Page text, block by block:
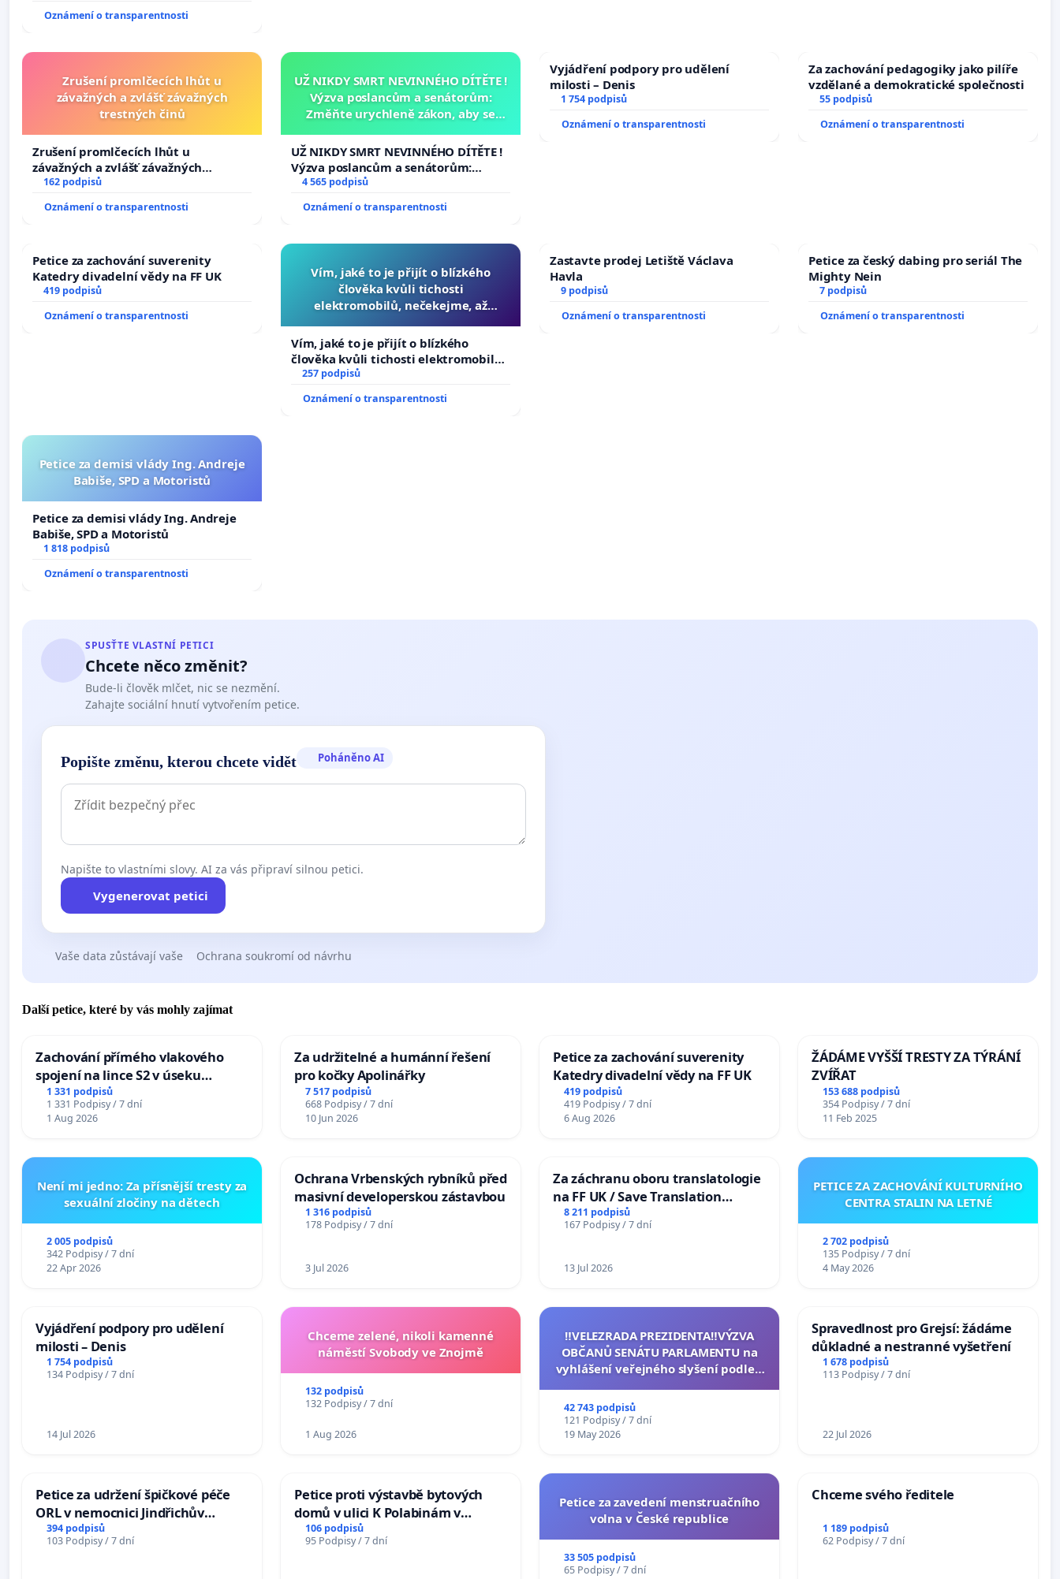
Oznámení o transparentnosti
Zrušení promlčecích lhůt u
závažných a zvlášť závažných
trestných činů
Zrušení promlčecích lhůt u
závažných a zvlášť závažných
trestných činů
162 podpisů
Oznámení o transparentnosti
UŽ NIKDY SMRT NEVINNÉHO DÍTĚTE !
Výzva poslancům a senátorům:
Změňte urychleně zákon, aby se
opakovat!
UŽ NIKDY SMRT NEVINNÉHO DÍTĚTE !
Výzva poslancům a senátorům:
Změňte urychleně zákon, aby se
tragédie malé Viktorky už nemohla
opakovat!
4 565 podpisů
Oznámení o transparentnosti
Vyjádření podpory pro udělení
milosti – Denis
1 754 podpisů
Oznámení o transparentnosti
Za zachování pedagogiky jako pilíře
vzdělané a demokratické společnosti
55 podpisů
Oznámení o transparentnosti
Petice za zachování suverenity
Katedry divadelní vědy na FF UK
419 podpisů
Oznámení o transparentnosti
Vím, jaké to je přijít o blízkého
člověka kvůli tichosti
elektromobilů, nečekejme, až
auta!
Vím, jaké to je přijít o blízkého
člověka kvůli tichosti elektromobilů,
nečekejme, až přibydou další,
zaveďme slyšitelná auta!
257 podpisů
Oznámení o transparentnosti
Zastavte prodej Letiště Václava
Havla
9 podpisů
Oznámení o transparentnosti
Petice za český dabing pro seriál The
Mighty Nein
7 podpisů
Oznámení o transparentnosti
Petice za demisi vlády Ing. Andreje
Babiše, SPD a Motoristů
Petice za demisi vlády Ing. Andreje
Babiše, SPD a Motoristů
1 818 podpisů
Oznámení o transparentnosti
SPUSŤTE VLASTNÍ PETICI
Chcete něco změnit?
Bude-li člověk mlčet, nic se nezmění.
Zahajte sociální hnutí vytvořením petice.
Popište změnu, kterou chcete vidět Poháněno AI
Napište to vlastními slovy. AI za vás připraví silnou petici.
Vygenerovat petici
Vaše data zůstávají vaše Ochrana soukromí od návrhu
Další petice, které by vás mohly zajímat
Zachování přímého vlakového
spojení na lince S2 v úseku
Ostrava – Bohumín – Karviná –
Mosty u Jablunkova
1 331 podpisů
1 331 Podpisy / 7 dní
1 Aug 2026
Za udržitelné a humánní řešení
pro kočky Apolinářky
7 517 podpisů
668 Podpisy / 7 dní
10 Jun 2026
Petice za zachování suverenity
Katedry divadelní vědy na FF UK
419 podpisů
419 Podpisy / 7 dní
6 Aug 2026
ŽÁDÁME VYŠŠÍ TRESTY ZA TÝRÁNÍ
ZVÍŘAT
153 688 podpisů
354 Podpisy / 7 dní
11 Feb 2025
Není mi jedno: Za přísnější tresty za
sexuální zločiny na dětech
2 005 podpisů
342 Podpisy / 7 dní
22 Apr 2026
Ochrana Vrbenských rybníků před
masivní developerskou zástavbou
1 316 podpisů
178 Podpisy / 7 dní
3 Jul 2026
Za záchranu oboru translatologie
na FF UK / Save Translation
Studies at the Faculty of Arts,
Charles University
8 211 podpisů
167 Podpisy / 7 dní
13 Jul 2026
PETICE ZA ZACHOVÁNÍ KULTURNÍHO
CENTRA STALIN NA LETNÉ
2 702 podpisů
135 Podpisy / 7 dní
4 May 2026
Vyjádření podpory pro udělení
milosti – Denis
1 754 podpisů
134 Podpisy / 7 dní
14 Jul 2026
Chceme zelené, nikoli kamenné
náměstí Svobody ve Znojmě
132 podpisů
132 Podpisy / 7 dní
1 Aug 2026
‼️VELEZRADA PREZIDENTA‼️VÝZVA
OBČANŮ SENÁTU PARLAMENTU na
vyhlášení veřejného slyšení podle §
na přijetí usnesení k podání ústavní
žaloby na prezidenta republiky
42 743 podpisů
121 Podpisy / 7 dní
19 May 2026
Spravedlnost pro Grejsí: žádáme
důkladné a nestranné vyšetření
1 678 podpisů
113 Podpisy / 7 dní
22 Jul 2026
Petice za udržení špičkové péče
ORL v nemocnici Jindřichův
Hradec
394 podpisů
103 Podpisy / 7 dní
Petice proti výstavbě bytových
domů v ulici K Polabinám v
Pardubicích
106 podpisů
95 Podpisy / 7 dní
Petice za zavedení menstruačního
volna v České republice
33 505 podpisů
65 Podpisy / 7 dní
Chceme svého ředitele
1 189 podpisů
62 Podpisy / 7 dní